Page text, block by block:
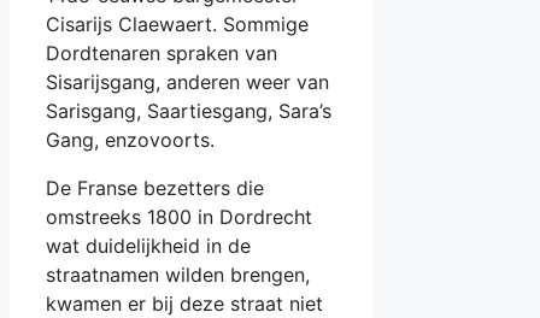
Cisarijs Claewaert. Sommige
Dordtenaren spraken van
Sisarijsgang, anderen weer van
Sarisgang, Saartiesgang, Sara’s
Gang, enzovoorts.
De Franse bezetters die
omstreeks 1800 in Dordrecht
wat duidelijkheid in de
straatnamen wilden brengen,
kwamen er bij deze straat niet